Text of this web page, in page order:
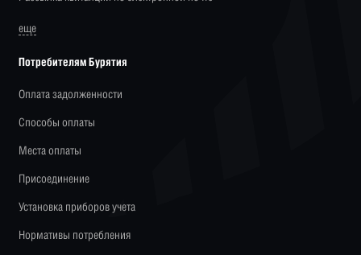
еще
Потребителям Бурятия
Оплата задолженности
Способы оплаты
Места оплаты
Присоединение
Установка приборов учета
Нормативы потребления